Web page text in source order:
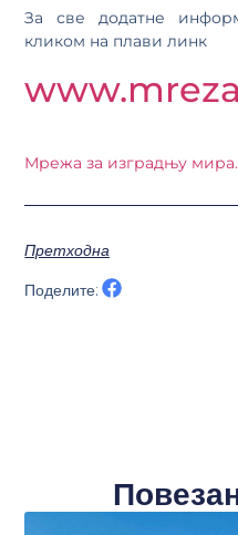
За све додатне
кликом на плави линк
Мрежа за изградњу
Претходна
Поделите: